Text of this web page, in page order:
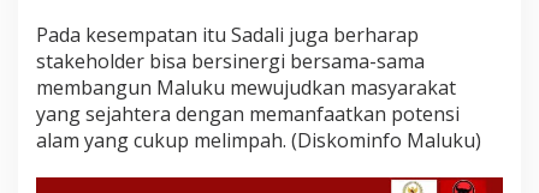
Pada kesempatan itu Sadali juga berharap
stakeholder bisa bersinergi bersama-sama
membangun Maluku mewujudkan masyarakat
yang sejahtera dengan memanfaatkan potensi
alam yang cukup melimpah. (Diskominfo Maluku)